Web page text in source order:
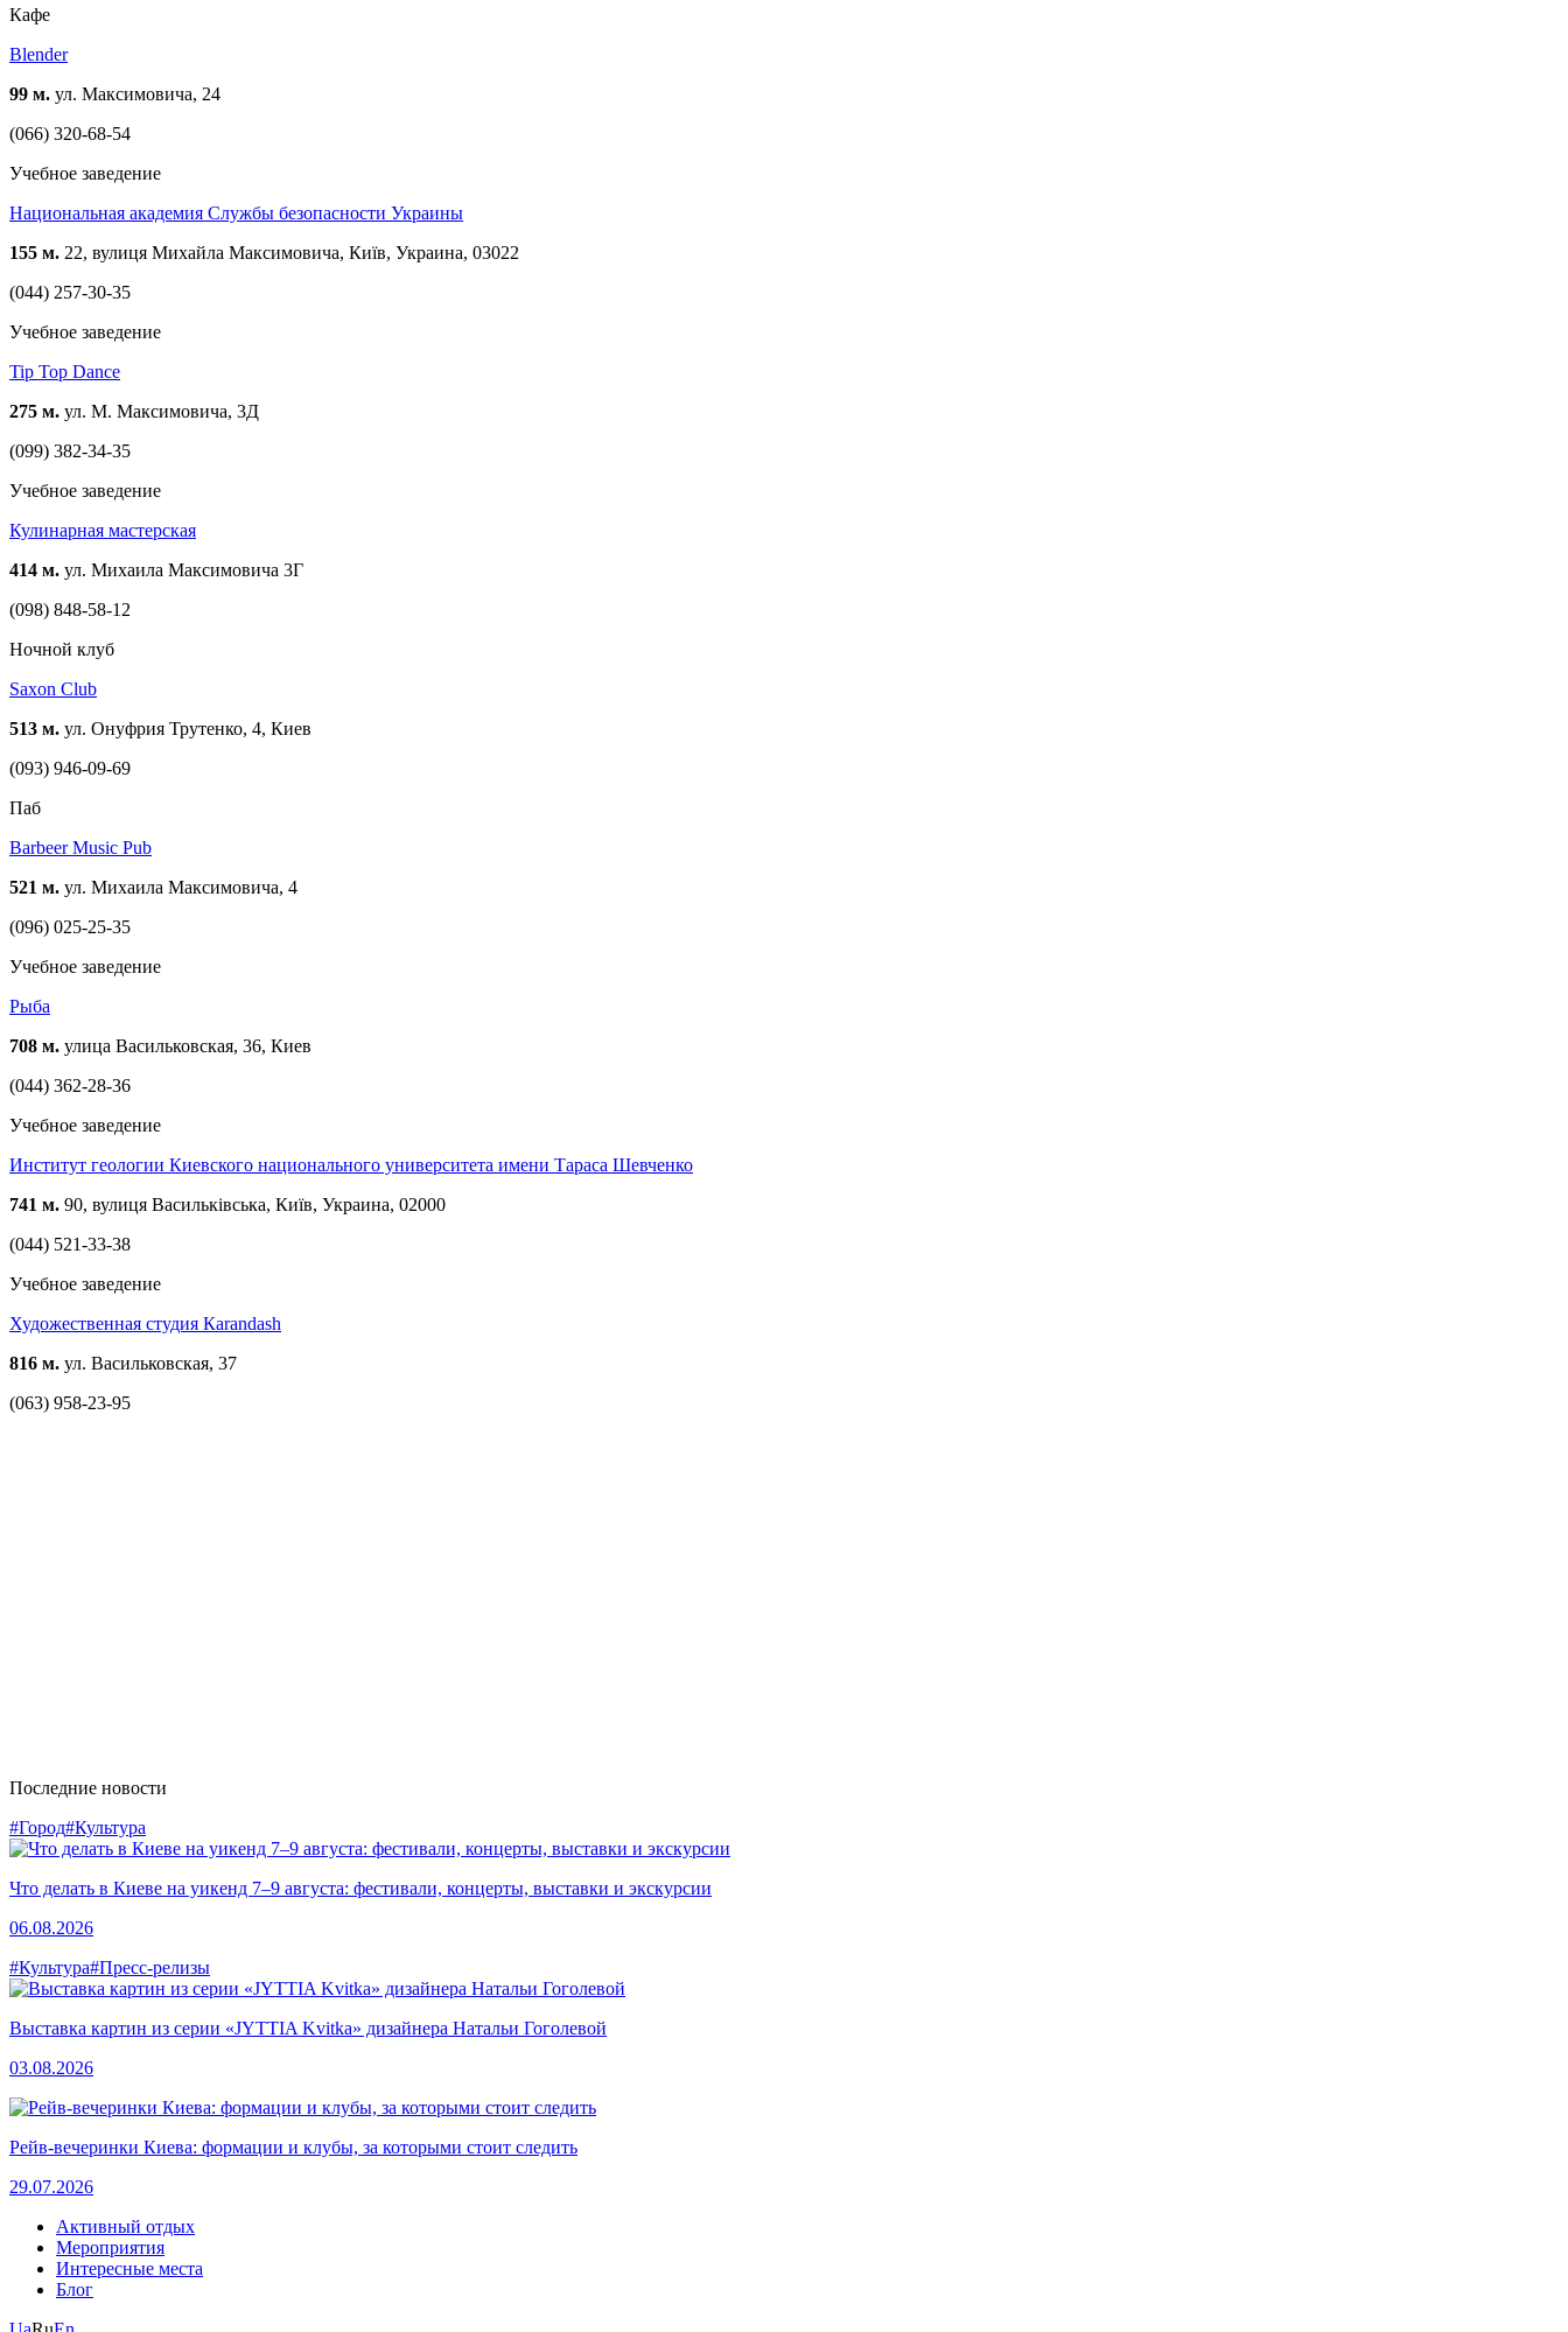
Кафе
Blender
99 м. ул. Максимовича, 24
(066) 320-68-54
Учебное заведение
Национальная академия Службы безопасности Украины
155 м. 22, вулиця Михайла Максимовича, Київ, Украина, 03022
(044) 257-30-35
Учебное заведение
Tip Top Dance
275 м. ул. М. Максимовича, 3Д
(099) 382-34-35
Учебное заведение
Кулинарная мастерская
414 м. ул. Михаила Максимовича 3Г
(098) 848-58-12
Ночной клуб
Saxon Club
513 м. ул. Онуфрия Трутенко, 4, Киев
(093) 946-09-69
Паб
Barbeer Music Pub
521 м. ул. Михаила Максимовича, 4
(096) 025-25-35
Учебное заведение
Рыба
708 м. улица Васильковская, 36, Киев
(044) 362-28-36
Учебное заведение
Институт геологии Киевского национального университета имени Тараса Шевченко
741 м. 90, вулиця Васильківська, Київ, Украина, 02000
(044) 521-33-38
Учебное заведение
Художественная студия Кarandash
816 м. ул. Васильковская, 37
(063) 958-23-95
Последние новости
#Город#Культура
Что делать в Киеве на уикенд 7–9 августа: фестивали, концерты, выставки и экскурсии
06.08.2026
#Культура#Пресс-релизы
Выставка картин из серии «JYTTIA Kvitka» дизайнера Натальи Гоголевой
03.08.2026
Рейв-вечеринки Киева: формации и клубы, за которыми стоит следить
29.07.2026
Активный отдых
Мероприятия
Интересные места
Блог